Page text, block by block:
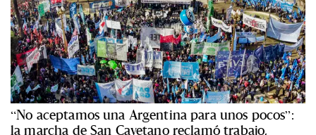
“No aceptamos una Argentina para unos pocos”:
la marcha de San Cayetano reclamó trabajo,